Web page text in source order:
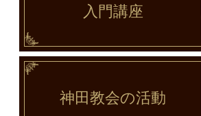
入門講座
神田教会の活動